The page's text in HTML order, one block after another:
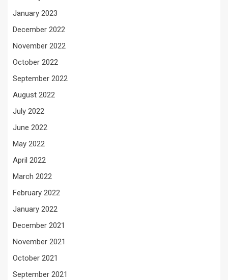
January 2023
December 2022
November 2022
October 2022
September 2022
August 2022
July 2022
June 2022
May 2022
April 2022
March 2022
February 2022
January 2022
December 2021
November 2021
October 2021
September 2021